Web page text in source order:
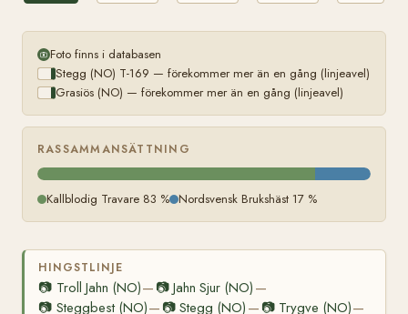
Foto finns i databasen
Stegg (NO) T-169 — förekommer mer än en gång (linjeavel)
Grasiös (NO) — förekommer mer än en gång (linjeavel)
RASSAMMANSÄTTNING
Kallblodig Travare 83 % Nordsvensk Brukshäst 17 %
HINGSTLINJE
📷 Troll Jahn (NO)— 📷Jahn Sjur (NO) —
📷 Steggbest (NO)— 📷Stegg (NO) — 📷 Trygve (NO)—